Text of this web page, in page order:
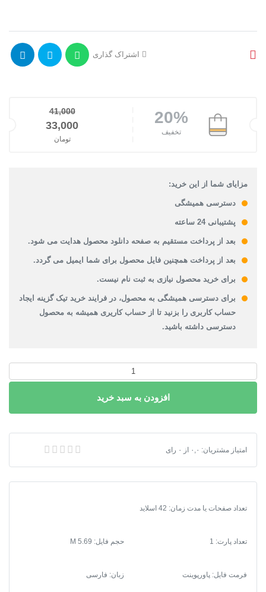
اشتراک گذاری
20%
تخفیف
41,000
قیمت اصلی: 41,000تومان بود.
33,000
تومان
مزایای شما از این خرید:
دسترسی همیشگی
پشتیبانی 24 ساعته
بعد از پرداخت مستقیم به صفحه دانلود محصول هدایت می شود.
بعد از پرداخت همچنین فایل محصول برای شما ایمیل می گردد.
برای خرید محصول نیازی به ثبت نام نیست.
برای دسترسی همیشگی به محصول، در فرایند خرید تیک گزینه ایجاد
حساب کاربری را بزنید تا از حساب کاریری همیشه به محصول
دسترسی داشته باشید.
کاربرد
در
محیطی
عدد
افزودن به سبد خرید
پاورپوینت کاربرد GIS در مطالعات زیست محیطی
امتیاز مشتریان: ۰,۰ از ۰ رای
تعداد صفحات یا مدت زمان: 42 اسلاید
تعداد پارت: 1 حجم فایل: 5.69 M
فرمت فایل: پاورپوینت زبان: فارسی